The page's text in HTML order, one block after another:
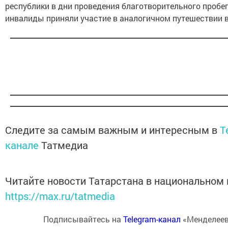
республики в дни проведения благотворительного
инвалиды приняли участие в аналогичном путешествии
Следите за самым важным и интересным в
канале Татмедиа
Читайте новости Татарстана в
https://max.ru/tatmedia
Подписывайтесь на Telegram-канал